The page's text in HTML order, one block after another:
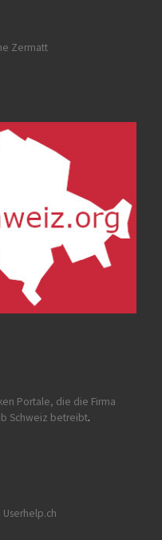
Zermatt
Portale, die die Firma
Schweiz betreibt.